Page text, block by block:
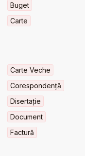
Buget
Carte
Carte Veche
Corespondență
Disertație
Document
Factură